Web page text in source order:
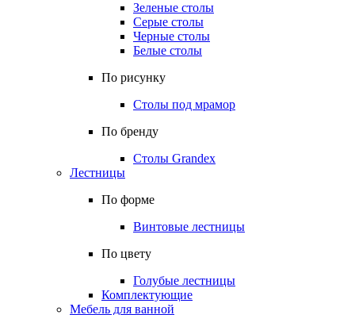
Зеленые столы
Серые столы
Черные столы
Белые столы
По рисунку
Столы под мрамор
По бренду
Столы Grandex
Лестницы
По форме
Винтовые лестницы
По цвету
Голубые лестницы
Комплектующие
Мебель для ванной